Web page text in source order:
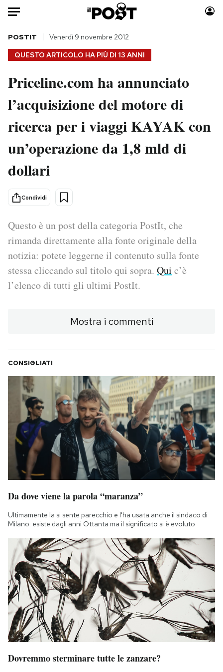
Auto
HOME
Italia
Politica
Tecnologia
Scienza
Cultura
Sport
Moda
Consumismi
Storie/Idee
Media
PODCAST
NEWSLETTER
CALENDARIO
AREA PERSONALE
Area Personale
Newsletter
Notifiche mobile
Regala il Post
Hai bisogno di aiuto?
Esci
QUESTO ARTICOLO HA PIÙ DI 13 ANNI
POSTIT Venerdì 9 novembre 2012
Priceline.com ha annunciato
l’acquisizione del motore di
ricerca per i viaggi KAYAK con
un’operazione da 1,8 mld di
dollari
Condividi
Questo è un post della categoria PostIt, che
rimanda direttamente alla fonte originale della
notizia: potete leggerne il contenuto sulla fonte
stessa cliccando sul titolo qui sopra. Qui c’è
l’elenco di tutti gli ultimi PostIt.
Mostra i commenti
CONSIGLIATI
Da dove viene la parola “maranza”
Ultimamente la si sente parecchio e l'ha usata anche il sindaco di
Milano: esiste dagli anni Ottanta ma il significato si è evoluto
Dovremmo sterminare tutte le zanzare?